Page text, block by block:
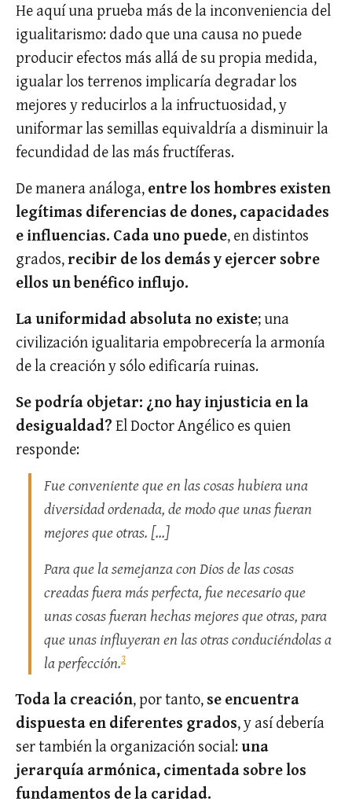
He aquí una prueba más de la inconveniencia del
igualitarismo: dado que una causa no puede
producir efectos más allá de su propia medida,
igualar los terrenos implicaría degradar los
mejores y reducirlos a la infructuosidad, y
uniformar las semillas equivaldría a disminuir la
fecundidad de las más fructíferas.
De manera análoga,entre los hombres existen
legítimas diferencias de dones, capacidades
e influencias. Cada uno puede, en distintos
grados,recibir de los demás y ejercer sobre
ellos un benéfico influjo.
La uniformidad absoluta no existe; una
civilización igualitaria empobrecería la armonía
de la creación y sólo edificaría ruinas.
Se podría objetar: ¿no hay injusticia en la
desigualdad?El Doctor Angélico es quien
responde:
Fue conveniente que en las cosas hubiera una
diversidad ordenada, de modo que unas fueran
mejores que otras. […]
Para que la semejanza con Dios de las cosas
creadas fuera más perfecta, fue necesario que
unas cosas fueran hechas mejores que otras, para
que unas influyeran en las otras conduciéndolas a
la perfección.3
Toda la creación, por tanto,se encuentra
dispuesta en diferentes grados, y así debería
ser también la organización social:una
jerarquía armónica, cimentada sobre los
fundamentos de la caridad.